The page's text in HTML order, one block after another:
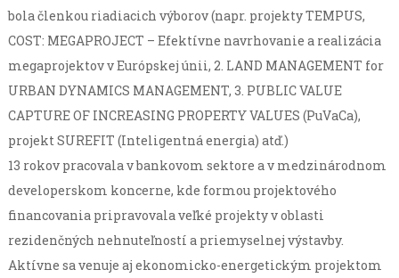
bola členkou riadiacich výborov (napr. projekty TEMPUS,
COST: MEGAPROJECT – Efektívne navrhovanie a realizácia
megaprojektov v Európskej únii, 2. LAND MANAGEMENT for
URBAN DYNAMICS MANAGEMENT, 3. PUBLIC VALUE
CAPTURE OF INCREASING PROPERTY VALUES (PuVaCa),
projekt SUREFIT (Inteligentná energia) atď.)
13 rokov pracovala v bankovom sektore a v medzinárodnom
developerskom koncerne, kde formou projektového
financovania pripravovala veľké projekty v oblasti
rezidenčných nehnuteľností a priemyselnej výstavby.
Aktívne sa venuje aj ekonomicko-energetickým projektom